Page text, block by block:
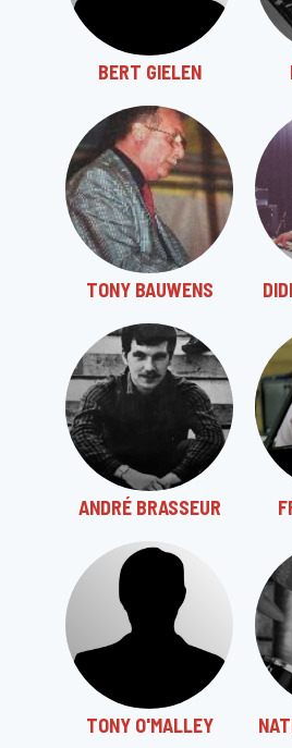
BERT GIELEN
TONY BAUWENS
ANDRÉ BRASSEUR
TONY O'MALLEY